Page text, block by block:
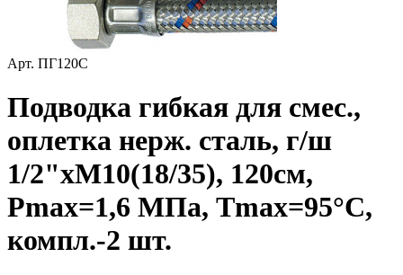
Арт. ПГ120С
Подводка гибкая для смес.,
оплетка нерж. cталь, г/ш
1/2"хМ10(18/35), 120см,
Pmax=1,6 МПа, Tmax=95°С,
компл.-2 шт.